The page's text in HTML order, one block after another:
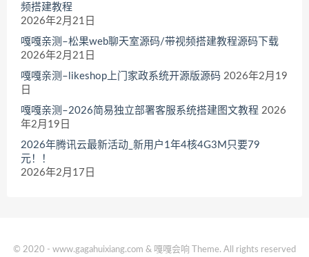
频搭建教程
2026年2月21日
嘎嘎亲测–松果web聊天室源码/带视频搭建教程源码下载
2026年2月21日
嘎嘎亲测–likeshop上门家政系统开源版源码 2026年2月19
日
嘎嘎亲测–2026简易独立部署客服系统搭建图文教程 2026
年2月19日
2026年腾讯云最新活动_新用户1年4核4G3M只要79
元！！
2026年2月17日
© 2020 - www.gagahuixiang.com & 嘎嘎会响 Theme. All rights reserved